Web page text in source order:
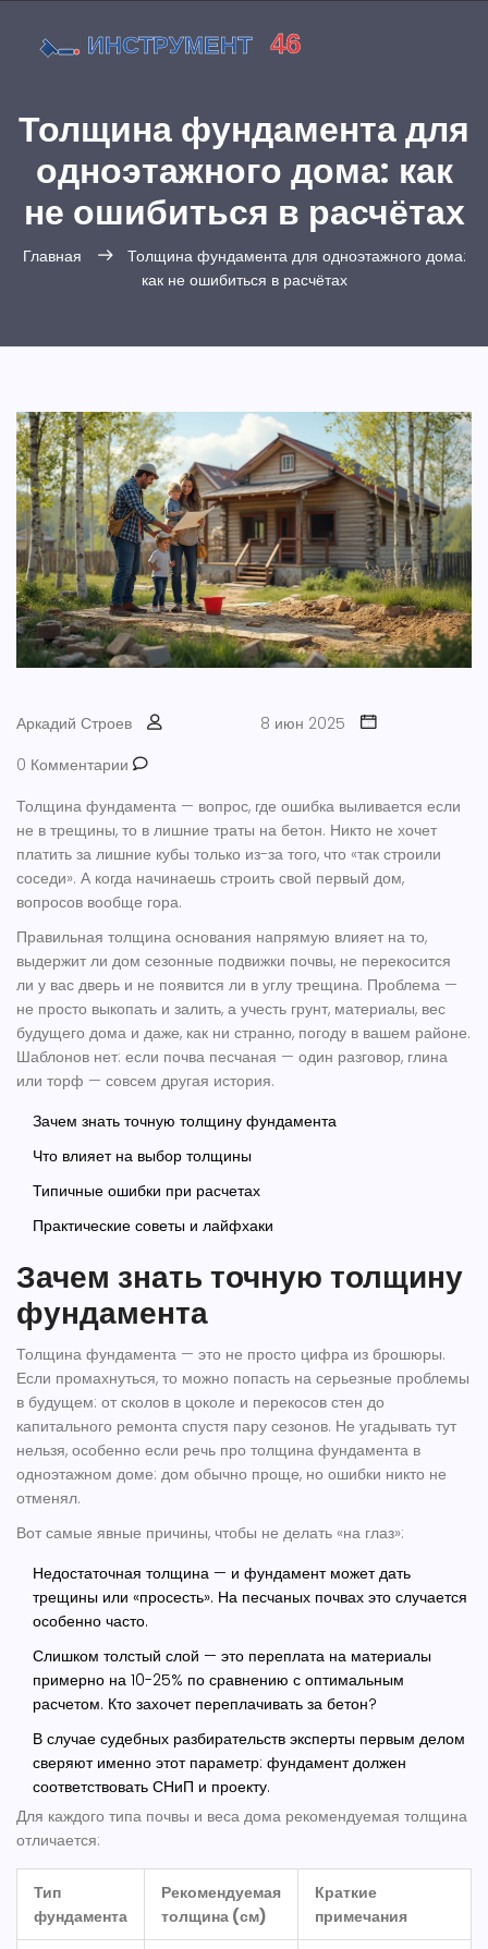
Толщина фундамента для
одноэтажного дома: как
не ошибиться в расчётах
Главная
Толщина фундамента для одноэтажного дома:
как не ошибиться в расчётах
Аркадий Строев
8 июн 2025
0 Комментарии
Толщина фундамента — вопрос, где ошибка выливается если
не в трещины, то в лишние траты на бетон. Никто не хочет
платить за лишние кубы только из-за того, что «так строили
соседи». А когда начинаешь строить свой первый дом,
вопросов вообще гора.
Правильная толщина основания напрямую влияет на то,
выдержит ли дом сезонные подвижки почвы, не перекосится
ли у вас дверь и не появится ли в углу трещина. Проблема —
не просто выкопать и залить, а учесть грунт, материалы, вес
будущего дома и даже, как ни странно, погоду в вашем районе.
Шаблонов нет: если почва песчаная — один разговор, глина
или торф — совсем другая история.
Зачем знать точную толщину фундамента
Что влияет на выбор толщины
Типичные ошибки при расчетах
Практические советы и лайфхаки
Зачем знать точную толщину
фундамента
Толщина фундамента — это не просто цифра из брошюры.
Если промахнуться, то можно попасть на серьезные проблемы
в будущем: от сколов в цоколе и перекосов стен до
капитального ремонта спустя пару сезонов. Не угадывать тут
нельзя, особенно если речь про толщина фундамента в
одноэтажном доме: дом обычно проще, но ошибки никто не
отменял.
Вот самые явные причины, чтобы не делать «на глаз»:
Недостаточная толщина — и фундамент может дать
трещины или «просесть». На песчаных почвах это случается
особенно часто.
Слишком толстый слой — это переплата на материалы
примерно на 10-25% по сравнению с оптимальным
расчетом. Кто захочет переплачивать за бетон?
В случае судебных разбирательств эксперты первым делом
сверяют именно этот параметр: фундамент должен
соответствовать СНиП и проекту.
Для каждого типа почвы и веса дома рекомендуемая толщина
отличается:
Тип
фундамента
Рекомендуемая
толщина (см)
Краткие
примечания